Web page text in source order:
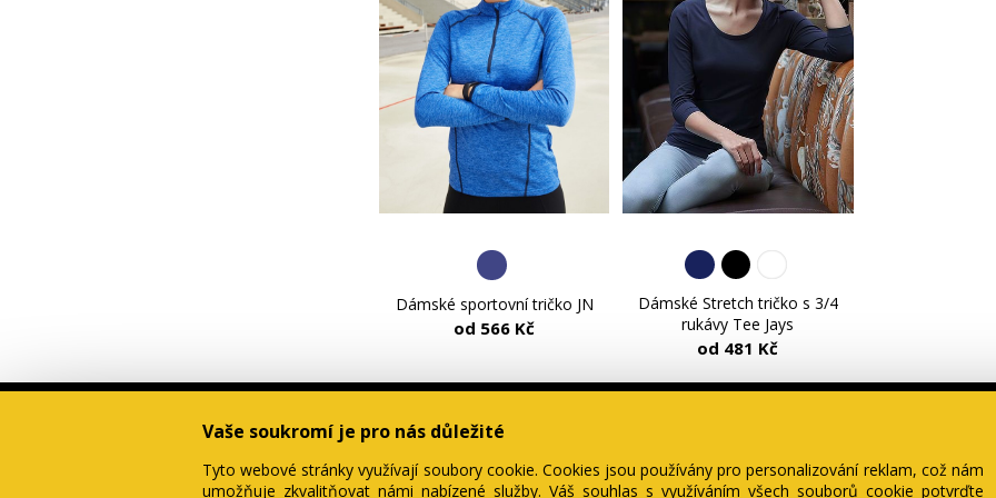
Vaše soukromí je pro nás důležité
Tyto webové stránky využívají soubory cookie. Cookies jsou používány pro personalizování reklam, což nám
umožňuje zkvalitňovat námi nabízené služby. Váš souhlas s využíváním všech souborů cookie potvrďte
Dámské sportovní tričko JN
od 566 Kč
Dámské Stretch tričko s 3/4
rukávy Tee Jays
od 481 Kč
Prodejny
Oblečení
Naše DNA
Naši výrobci